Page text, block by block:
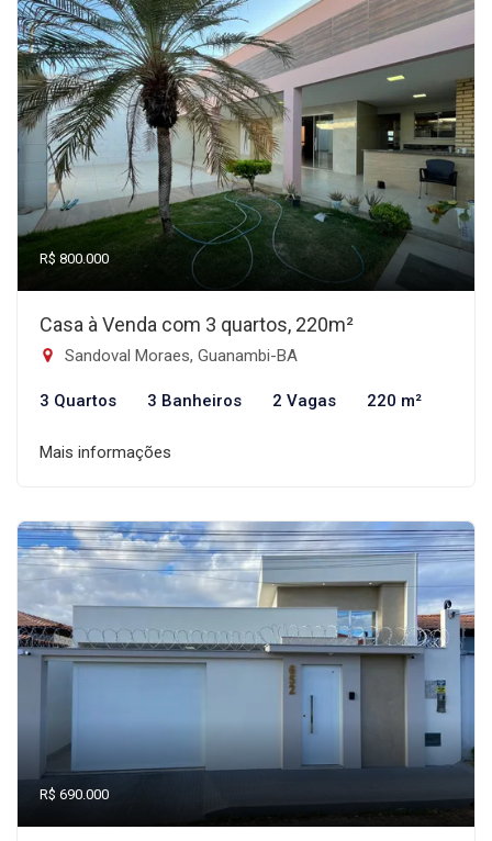
R$ 800.000
Casa à Venda com 3 quartos, 220m²
Sandoval Moraes, Guanambi-BA
3 Quartos 3 Banheiros 2 Vagas 220 m²
Mais informações
R$ 690.000